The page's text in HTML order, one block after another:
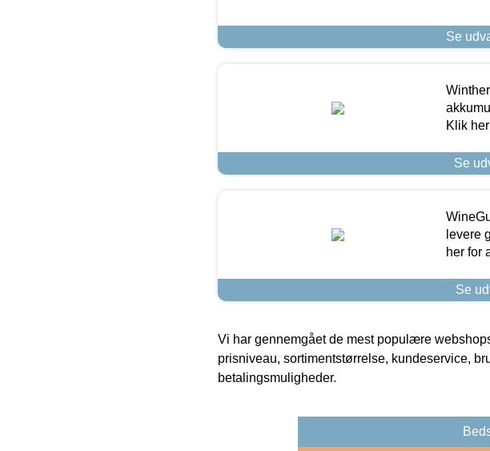
Se
Klik
Se
levere
her for
Se
Vi har gennemgået de mest populære
prisniveau, sortimentstørrelse, kundeservice,
betalingsmuligheder.